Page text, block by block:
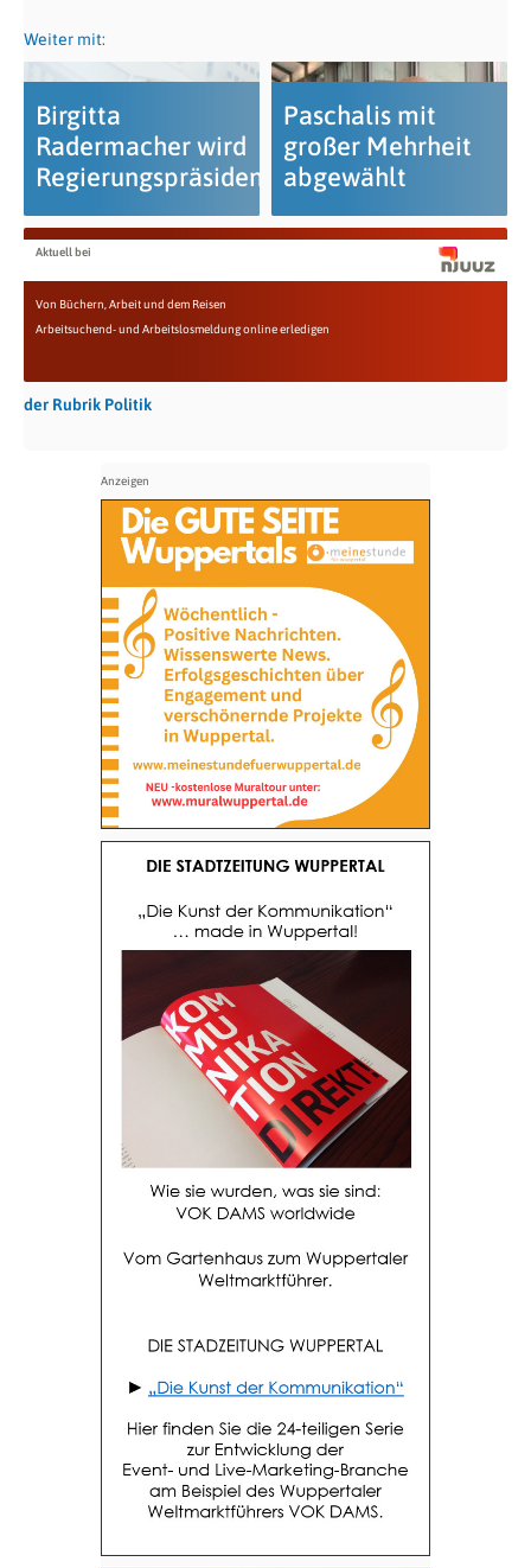
Weiter mit:
Birgitta
Radermacher wird
Regierungspräsidentin
Paschalis mit
großer Mehrheit
abgewählt
Aktuell bei
Von Büchern, Arbeit und dem Reisen
Arbeitsuchend- und Arbeitslosmeldung online erledigen
der Rubrik Politik